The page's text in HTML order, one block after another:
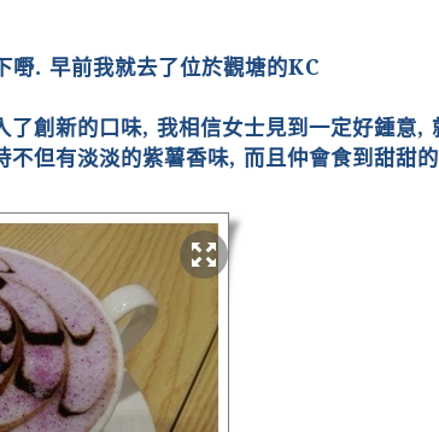
嘢. 早前我就去了位於觀塘的KC
了創新的口味, 我相信女士見到一定好鍾意,
不但有淡淡的紫薯香味, 而且仲會食到甜甜